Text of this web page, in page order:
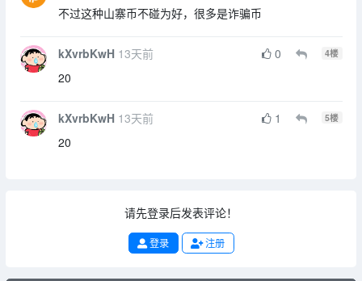
不过这种山寨币不碰为好，很多是诈骗币
kXvrbKwH 13天前 0 4楼
20
kXvrbKwH 13天前 1 5楼
20
请先登录后发表评论！
登录 注册